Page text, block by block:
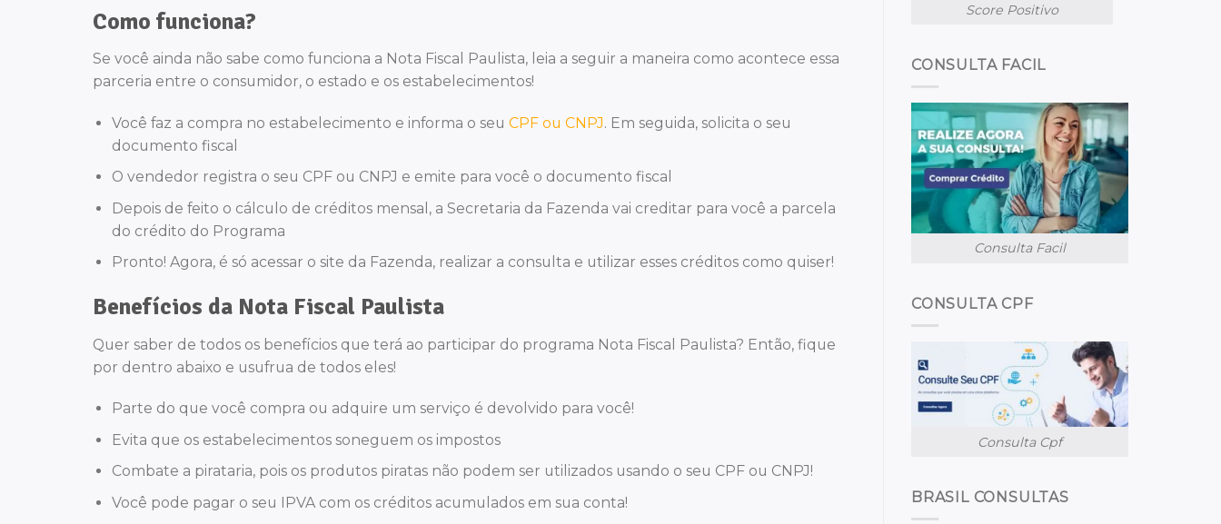
Como funciona?
Se você ainda não sabe como funciona a Nota Fiscal Paulista, leia a seguir a maneira como acontece essa
parceria entre o consumidor, o estado e os estabelecimentos!
Você faz a compra no estabelecimento e informa o seu CPF ou CNPJ. Em seguida, solicita o seu
documento fiscal
O vendedor registra o seu CPF ou CNPJ e emite para você o documento fiscal
Depois de feito o cálculo de créditos mensal, a Secretaria da Fazenda vai creditar para você a parcela
do crédito do Programa
Pronto! Agora, é só acessar o site da Fazenda, realizar a consulta e utilizar esses créditos como quiser!
Benefícios da Nota Fiscal Paulista
Quer saber de todos os benefícios que terá ao participar do programa Nota Fiscal Paulista? Então, fique
por dentro abaixo e usufrua de todos eles!
Parte do que você compra ou adquire um serviço é devolvido para você!
Evita que os estabelecimentos soneguem os impostos
Combate a pirataria, pois os produtos piratas não podem ser utilizados usando o seu CPF ou CNPJ!
Você pode pagar o seu IPVA com os créditos acumulados em sua conta!
Score Positivo
CONSULTA FACIL
Consulta Facil
CONSULTA CPF
Consulta Cpf
BRASIL CONSULTAS